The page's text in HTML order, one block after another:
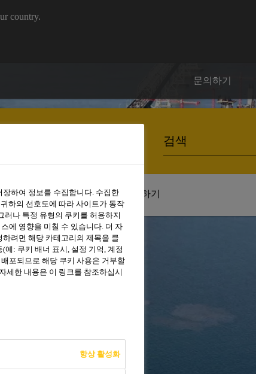
country.
문의하기
운로드 소셜 미디어 구독하기
하여 정보를 수집합니다. 수집한
하의 선호도에 따라 사이트가 동작
러나 특정 유형의 쿠키를 허용하지
에 영향을 미칠 수 있습니다. 더 자
려면 해당 카테고리의 제목을 클
예: 쿠키 배너 표시, 설정 기억, 계정
포되므로 해당 쿠키 사용은 거부할
세한 내용은 이 링크를 참조하십시
항상 활성화